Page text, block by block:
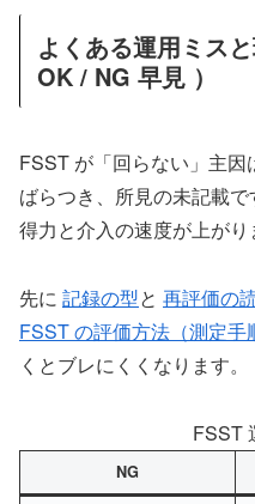
よくある運用ミス
OK / NG 早見 ）
FSST が「回らない」主
ばらつき、所見の未記載
得力と介入の速度が上がり
先に 記録の型と 再評価の
FSST の評価方法（測定手
くとブレにくくなります。
FSST
NG